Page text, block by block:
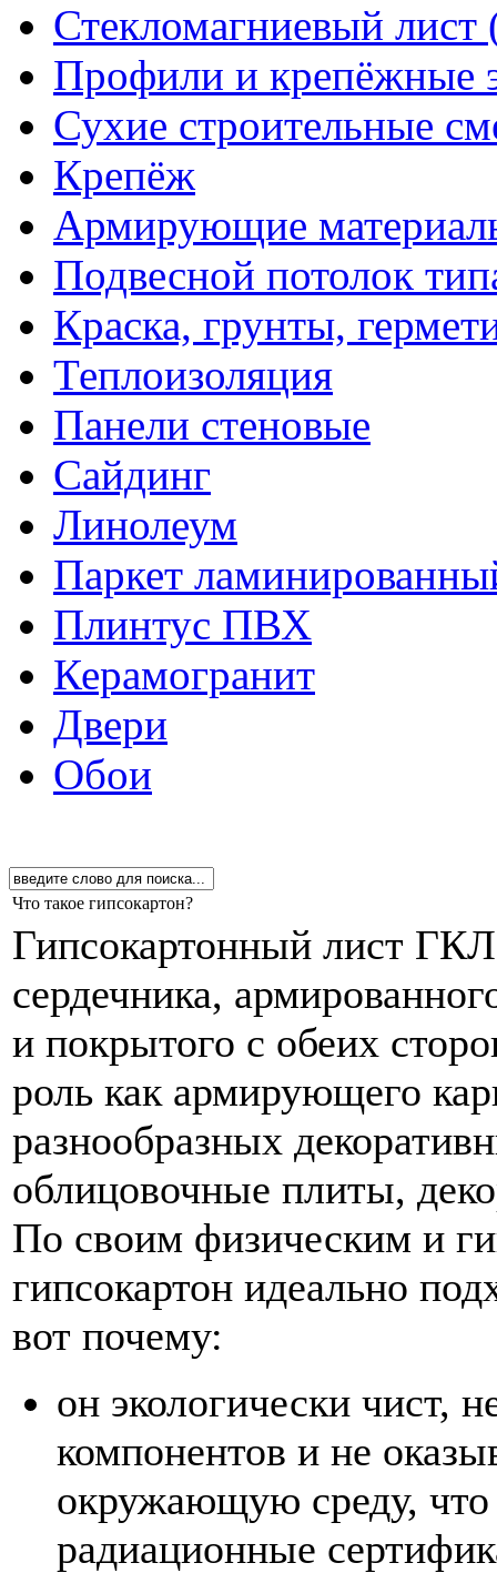
Стекломагниевый
Профили и
Сухие строительные
Крепёж
Армирующие
Подвесной потолок
Краска, грунты,
Теплоизоляция
Панели стеновые
Сайдинг
Линолеум
Паркет
Плинтус ПВХ
Керамогранит
Двери
Обои
Что такое гипсокартон?
Гипсокартонный лист ГКЛ
сердечника,
и покрытого с обеих
роль как армирующего
разнообразных
облицовочные плиты,
По своим физическим и
гипсокартон идеально
вот почему:
он экологически чист,
компонентов и не
окружающую среду, что
радиационные